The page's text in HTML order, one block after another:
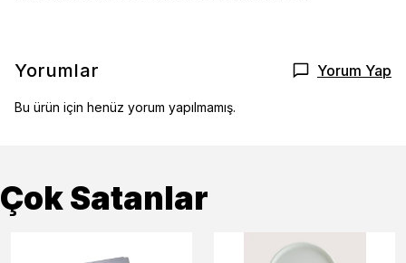
Yorumlar Yorum Yap
Bu ürün için henüz yorum yapılmamış.
Çok Satanlar